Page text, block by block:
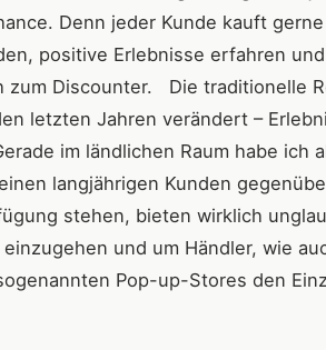
Denn jeder Kunde kauft
positive Erlebnisse erfahren
zum Discounter. Die traditionelle
letzten Jahren verändert –
im ländlichen Raum habe ich
langjährigen Kunden
stehen, bieten wirklich
und um Händler, wie
Pop-up-Stores den